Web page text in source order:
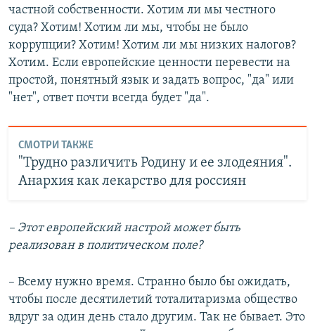
частной собственности. Хотим ли мы честного
суда? Хотим! Хотим ли мы, чтобы не было
коррупции? Хотим! Хотим ли мы низких налогов?
Хотим. Если европейские ценности перевести на
простой, понятный язык и задать вопрос, "да" или
"нет", ответ почти всегда будет "да".
СМОТРИ ТАКЖЕ
"Трудно различить Родину и ее злодеяния".
Анархия как лекарство для россиян
– Этот европейский настрой может быть
реализован в политическом поле?
– Всему нужно время. Странно было бы ожидать,
чтобы после десятилетий тоталитаризма общество
вдруг за один день стало другим. Так не бывает. Это